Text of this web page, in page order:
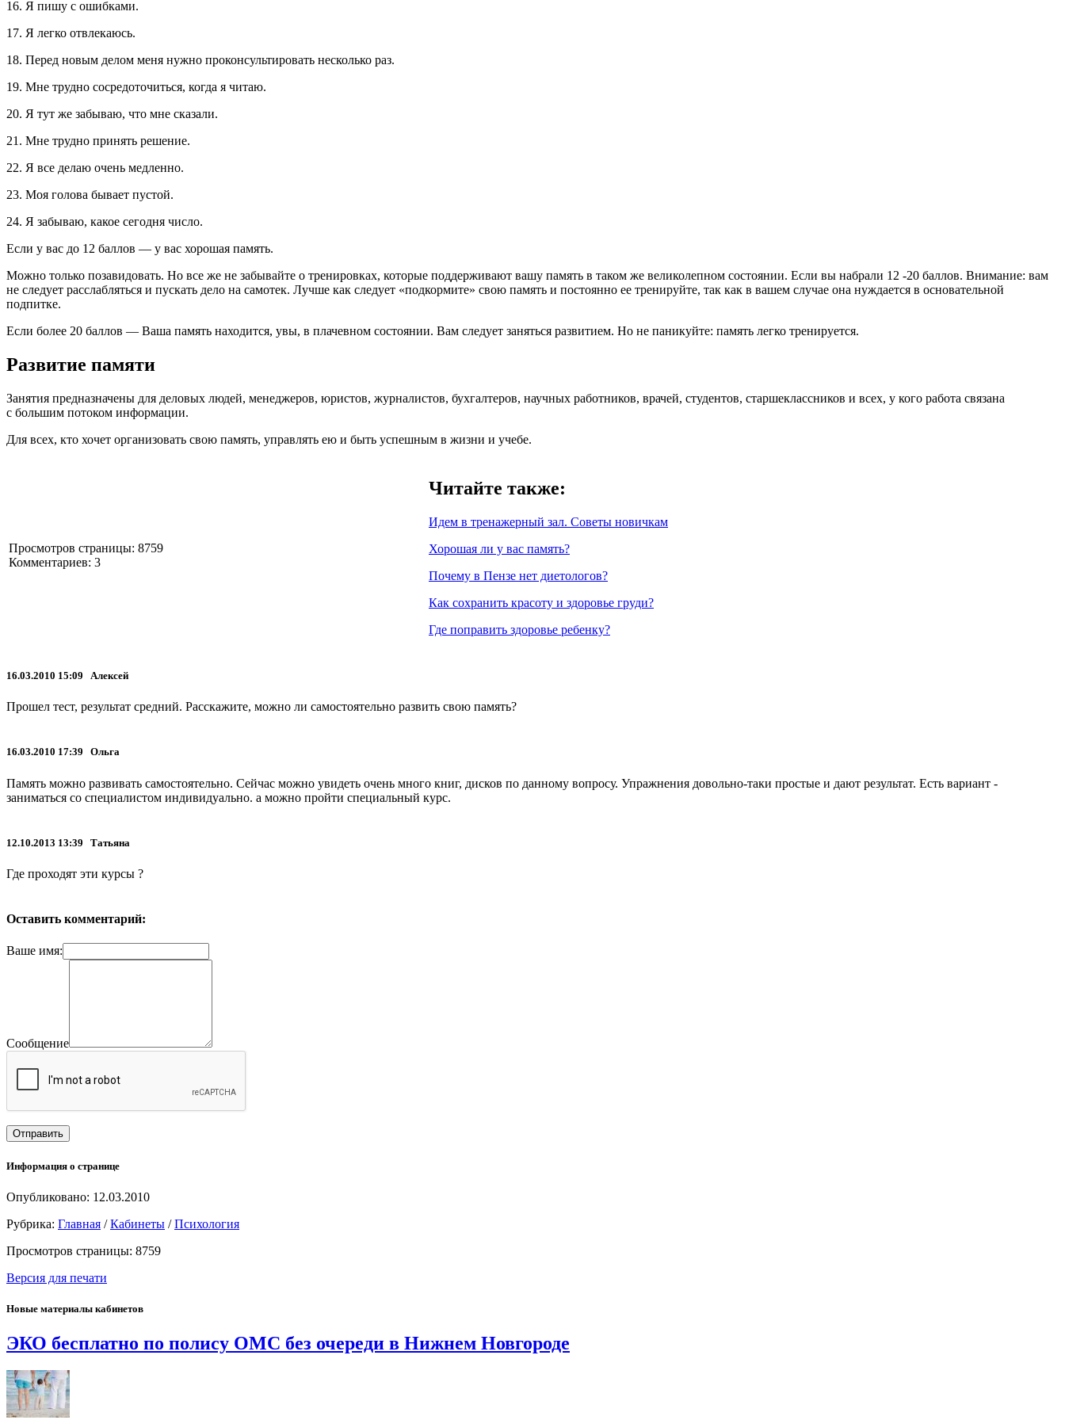
16. Я пишу с ошибками.
17. Я легко отвлекаюсь.
18. Перед новым делом меня нужно проконсультировать несколько раз.
19. Мне трудно сосредоточиться, когда я читаю.
20. Я тут же забываю, что мне сказали.
21. Мне трудно принять решение.
22. Я все делаю очень медленно.
23. Моя голова бывает пустой.
24. Я забываю, какое сегодня число.
Если у вас до 12 баллов — у вас хорошая память.
Можно только позавидовать. Но все же не забывайте о тренировках, которые поддерживают вашу память в таком же великолепном состоянии. Если вы набрали 12 -20 баллов. Внимание: вам
не следует расслабляться и пускать дело на самотек. Лучше как следует «подкормите» свою память и постоянно ее тренируйте, так как в вашем случае она нуждается в основательной
подпитке.
Если более 20 баллов — Ваша память находится, увы, в плачевном состоянии. Вам следует заняться развитием. Но не паникуйте: память легко тренируется.
Развитие памяти
Занятия предназначены для деловых людей, менеджеров, юристов, журналистов, бухгалтеров, научных работников, врачей, студентов, старшеклассников и всех, у кого работа связана
с большим потоком информации.
Для всех, кто хочет организовать свою память, управлять ею и быть успешным в жизни и учебе.
Просмотров страницы: 8759
Комментариев: 3
Читайте также:
Идем в тренажерный зал. Советы новичкам
Хорошая ли у вас память?
Почему в Пензе нет диетологов?
Как сохранить красоту и здоровье груди?
Где поправить здоровье ребенку?
16.03.2010 15:09 Алексей
Прошел тест, результат средний. Расскажите, можно ли самостоятельно развить свою память?
16.03.2010 17:39 Ольга
Память можно развивать самостоятельно. Сейчас можно увидеть очень много книг, дисков по данному вопросу. Упражнения довольно-таки простые и дают результат. Есть вариант -
заниматься со специалистом индивидуально. а можно пройти специальный курс.
12.10.2013 13:39 Татьяна
Где проходят эти курсы ?
Оставить комментарий:
Ваше имя:
Сообщение
Информация о странице
Опубликовано: 12.03.2010
Рубрика: Главная /Кабинеты /Психология
Просмотров страницы: 8759
Версия для печати
Новые материалы кабинетов
ЭКО бесплатно по полису ОМС без очереди в Нижнем Новгороде